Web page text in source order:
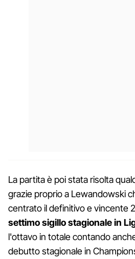
La partita è poi stata risolta
grazie proprio a Lewandowski
centrato il definitivo e vincente
settimo sigillo stagionale in
l'ottavo in totale contando
debutto stagionale in